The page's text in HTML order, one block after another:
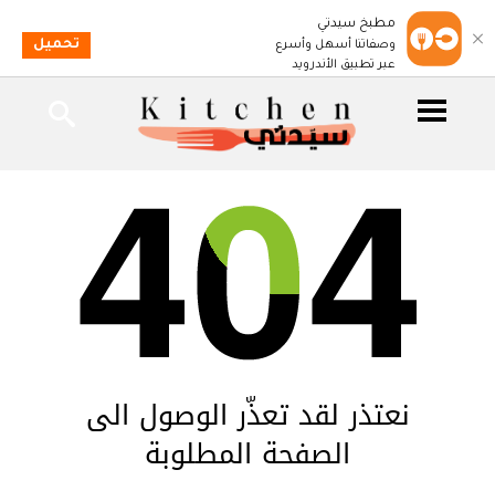
نعتذر لقد تعذّر الوصول الى
الصفحة المطلوبة
مطبخ سيدتي
وصفاتنا أسهل وأسرع
عبر تطبيق الأندرويد
تحميل